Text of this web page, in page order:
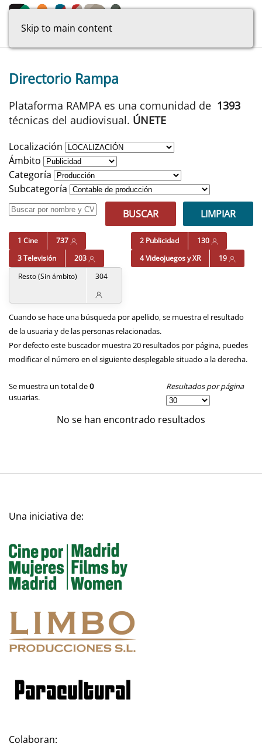
Skip to main content
Directorio Rampa
Plataforma RAMPA es una comunidad de 1393
técnicas del audiovisual. ÚNETE
Localización
Ámbito
Categoría
Subcategoría
BUSCAR
LIMPIAR
1 Cine 737 2 Publicidad
130
3 Televisión
203 4 Videojuegos y XR
19
Resto (Sin ámbito)
304
Cuando se hace una búsqueda por apellido, se muestra el resultado
de la usuaria y de las personas relacionadas.
Por defecto este buscador muestra 20 resultados por página, puedes
modificar el número en el siguiente desplegable situado a la derecha.
Se muestra un total de0
usuarias.
Resultados por página
No se han encontrado resultados
Una iniciativa de:
Colaboran: